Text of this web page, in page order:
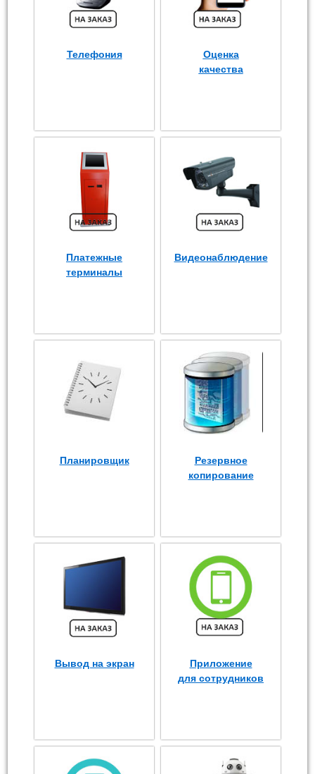
Телефония
Оценка
качества
Платежные
терминалы
Видеонаблюдение
Планировщик
Резервное
копирование
Вывод на экран
Приложение
для сотрудников